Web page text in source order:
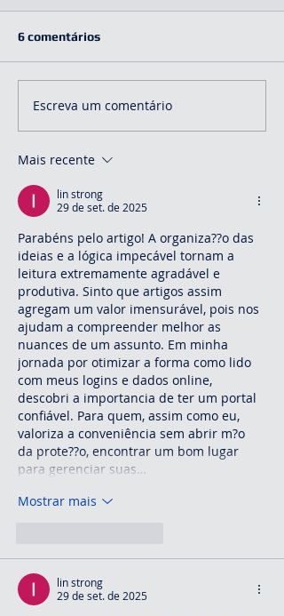
6 comentários
Escreva um comentário
Mais recente
lin strong
29 de set. de 2025
Parabéns pelo artigo! A organiza??o das
ideias e a lógica impecável tornam a
leitura extremamente agradável e
produtiva. Sinto que artigos assim
agregam um valor imensurável, pois nos
ajudam a compreender melhor as
nuances de um assunto. Em minha
jornada por otimizar a forma como lido
com meus logins e dados online,
descobri a importancia de ter um portal
confiável. Para quem, assim como eu,
valoriza a conveniência sem abrir m?o
da prote??o, encontrar um bom lugar
para gerenciar suas…
Mostrar mais
lin strong
29 de set. de 2025